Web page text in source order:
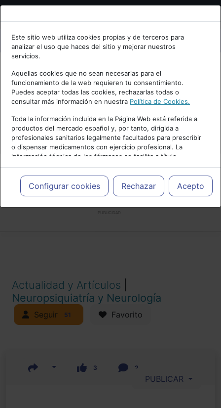
Bienvenid@ a psiquiatria.com
Escribe tu Email
Accede o regístrate con tu email.
Cancelar
Este sitio web utiliza cookies propias y de terceros para
analizar el uso que haces del sitio y mejorar nuestros
servicios.
Aquellas cookies que no sean necesarias para el
funcionamiento de la web requieren tu consentimiento.
Puedes aceptar todas las cookies, rechazarlas todas o
consultar más información en nuestra Política de Cookies.
Toda la información incluida en la Página Web está referida a
productos del mercado español y, por tanto, dirigida a
profesionales sanitarios legalmente facultados para prescribir
o dispensar medicamentos con ejercicio profesional. La
información técnica de los fármacos se facilita a título
meramente informativo, siendo responsabilidad de los
profesionales facultados prescribir medicamentos y decidir, en
cada caso concreto, el tratamiento más adecuado a las
necesidades del paciente.
Configurar cookies Rechazar Acepto
Actualidad y Artículos
Neuropsiquiatría y Neurología
Seguir 51 Favorito
3 2
PUBLICAR